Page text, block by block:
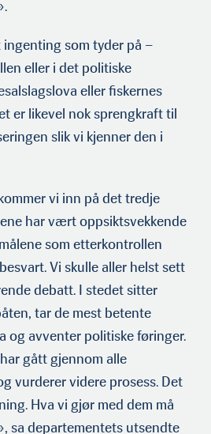
som tyder på –
eller i det politiske
eller fiskernes
er likevel nok sprengkraft til
slik vi kjenner den i
vi inn på det tredje
har vært oppsiktsvekkende
som etterkontrollen
Vi skulle aller helst sett
debatt. I stedet sitter
tar de mest betente
og avventer politiske føringer.
gått gjennom alle
vurderer videre prosess. Det
Hva vi gjør med dem må
sa departementets utsendte